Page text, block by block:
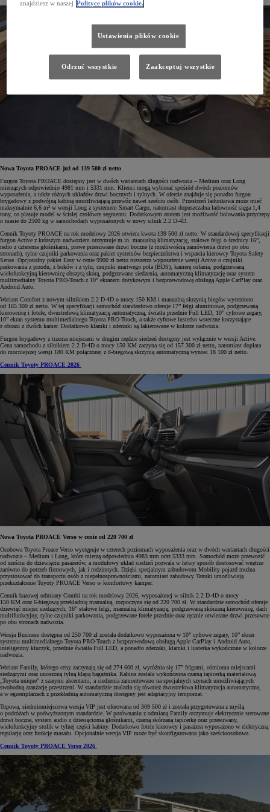
Nowa Toyota PROACE już od 139 500 zł netto
Furgon Toyota PROACE dostępny jest w dwóch wariantach długości nadwozia – Medium oraz Long
mierzących odpowiednio 4981 mm i 5331 mm. Klienci mogą wybierać spośród dwóch poziomów
wyposażenia, a także różnych układów drzwi bocznych i tylnych. W ofercie znajduje się ponadto furgon
brygadowy z podwójną kabiną umożliwiającą przewóz nawet sześciu osób. Przestrzeń ładunkowa może mieć
maksymalnie 6,6 m³ w wersji Long z systemem Smart Cargo, natomiast dopuszczalna ładowność sięga 1,4
tony, co plasuje model w ścisłej czołówce segmentu. Dodatkowym atutem jest możliwość holowania przyczepy
o masie do 2500 kg w samochodach wyposażonych w nowy silnik 2.2 D-4D.
Cennik Toyoty PROACE na rok modelowy 2026 otwiera kwota 139 500 zł netto. W standardowej specyfikacji
furgon Active z krótszym nadwoziem otrzymuje m.in. manualną klimatyzację, stalowe felgi o średnicy 16”,
radio z czterema głośnikami, prawe przesuwane drzwi boczne (z możliwością zamówienia drzwi po obu
stronach), tylne czujniki parkowania oraz pakiet systemów bezpieczeństwa i wsparcia kierowcy Toyota Safety
Sense. Opcjonalny pakiet Easy w cenie 9900 zł netto rozszerza wyposażenie wersji Active o czujniki
parkowania z przodu, z boków i z tyłu, czujniki martwego pola (BDS), kamerę cofania, podgrzewaną
wielofunkcyjną kierownicę obszytą skórą, podgrzewane siedzenia, automatyczną klimatyzację oraz system
multimedialny Toyota PRO-Touch z 10” ekranem dotykowym i bezprzewodową obsługą Apple CarPlay oraz
Android Auto.
Wariant Comfort z nowym silnikiem 2.2 D-4D o mocy 150 KM i manualną skrzynią biegów wyceniono
od 165 300 zł netto. W tej specyfikacji samochód standardowo oferuje 17” felgi aluminiowe, podgrzewaną
kierownicę i fotele, dwustrefową klimatyzację automatyczną, światła przednie Full LED, 10” cyfrowe zegary,
10” ekran systemu multimedialnego Toyota PRO-Touch, a także cyfrowe lusterko wsteczne korzystające
z obrazu z dwóch kamer. Dodatkowo klamki i zderzaki są lakierowane w kolorze nadwozia.
Furgon brygadowy z trzema miejscami w drugim rzędzie siedzeń dostępny jest wyłącznie w wersji Active.
Cena samochodu z silnikiem 2.2 D-4D o mocy 150 KM zaczyna się od 157 300 zł netto, natomiast dopłata
do mocniejszej wersji 180 KM połączonej z 8-biegową skrzynią automatyczną wynosi 18 100 zł netto.
Cennik Toyoty PROACE 2026
Nowa Toyota PROACE Verso w cenie od 220 700 zł
Osobowa Toyota Proace Verso występuje w czterech poziomach wyposażenia oraz w dwóch wariantach długości
nadwozia – Medium i Long, które mierzą odpowiednio 4983 mm oraz 5333 mm. Samochód może przewozić
od sześciu do dziewięciu pasażerów, a modułowy układ siedzeń pozwala w łatwy sposób dostosować wnętrze
zarówno do potrzeb firmowych, jak i rodzinnych. Dzięki specjalnym zabudowom Mobility pojazd można
przystosować do transportu osób z niepełnosprawnościami, natomiast zabudowy Tanuki umożliwiają
przekształcenie Toyoty PROACE Verso w komfortowy kamper.
Cennik bazowej odmiany Combi na rok modelowy 2026, wyposażonej w silnik 2.2 D-4D o mocy
150 KM oraz 6-biegową przekładnię manualną, rozpoczyna się od 220 700 zł. W standardzie samochód oferuje
dziewięć miejsc siedzących, 16” stalowe felgi, manualną klimatyzację, podgrzewaną skórzaną kierownicę, dach
multifunkcyjny, tylne czujniki parkowania, podgrzewane fotele przednie oraz ręcznie otwierane drzwi przesuwne
po obu stronach nadwozia.
Wersja Business dostępna od 250 700 zł została dodatkowo wyposażona w 10” cyfrowe zegary, 10” ekran
systemu multimedialnego Toyota PRO-Touch z bezprzewodową obsługą Apple CarPlay i Android Auto,
inteligentny kluczyk, przednie światła Full LED, a ponadto zderzaki, klamki i lusterka wykończone w kolorze
nadwozia.
Wariant Family, którego ceny zaczynają się od 274 600 zł, wyróżnia się 17” felgami, ośmioma miejscami
siedzącymi oraz unoszoną tylną klapą bagażnika. Kabina została wykończona czarną tapicerką materiałową
„Toyota unique” z szarymi akcentami, a siedzenia zamontowano na specjalnych szynach umożliwiających
swobodną aranżację przestrzeni. W standardzie znalazła się również dwustrefowa klimatyzacja automatyczna,
a w egzemplarzach z przekładnią automatyczną dostępny jest adaptacyjny tempomat.
Topowa, siedmiomiejscowa wersja VIP jest oferowana od 309 500 zł i została przygotowana z myślą
o podróżach w podwyższonym standardzie. W porównaniu z odmianą Family otrzymuje elektrycznie sterowane
drzwi boczne, system audio z dziesięcioma głośnikami, czarną skórzaną tapicerkę oraz przesuwany,
wielofunkcyjny stolik w tylnej części kabiny. Dodatkowo fotele kierowcy i pasażera wyposażono w elektryczną
regulację oraz funkcję masażu. Opcjonalnie wersja VIP może być skonfigurowana jako sześcioosobowa.
Cennik Toyoty PROACE Verso 2026
znajdziesz w naszej Polityce plików cookie.
Ustawienia plików cookie
Odrzuć wszystkie Zaakceptuj wszystkie